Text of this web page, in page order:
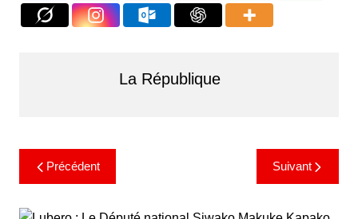
La République
Précédent Suivant